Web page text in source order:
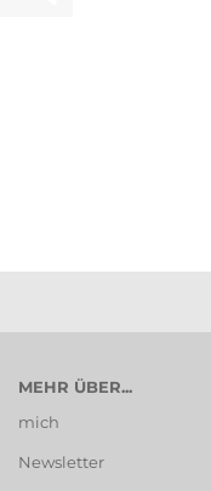
MEHR ÜBER...
mich
Newsletter